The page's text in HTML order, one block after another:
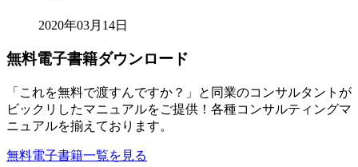
2020年03月14日
無料電子書籍ダウンロード
「これを無料で渡すんですか？」と同業のコンサルタントが
ビックリしたマニュアルをご提供！各種コンサルティングマ
ニュアルを揃えております。
無料電子書籍一覧を見る